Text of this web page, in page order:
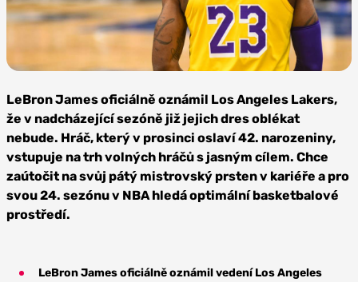
Depositphotos
LeBron James oficiálně oznámil Los Angeles Lakers,
že v nadcházející sezóně již jejich dres oblékat
nebude. Hráč, který v prosinci oslaví 42. narozeniny,
vstupuje na trh volných hráčů s jasným cílem. Chce
zaútočit na svůj pátý mistrovský prsten v kariéře a pro
svou 24. sezónu v NBA hledá optimální basketbalové
prostředí.
LeBron James oficiálně oznámil vedení Los Angeles